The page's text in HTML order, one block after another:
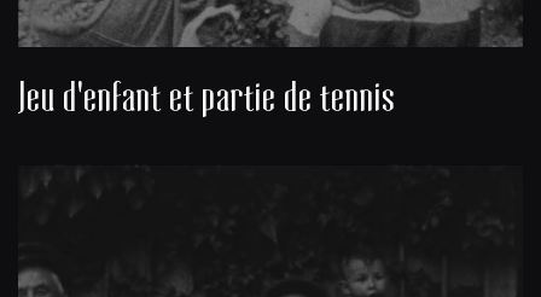
Jeu d'enfant et partie de tennis